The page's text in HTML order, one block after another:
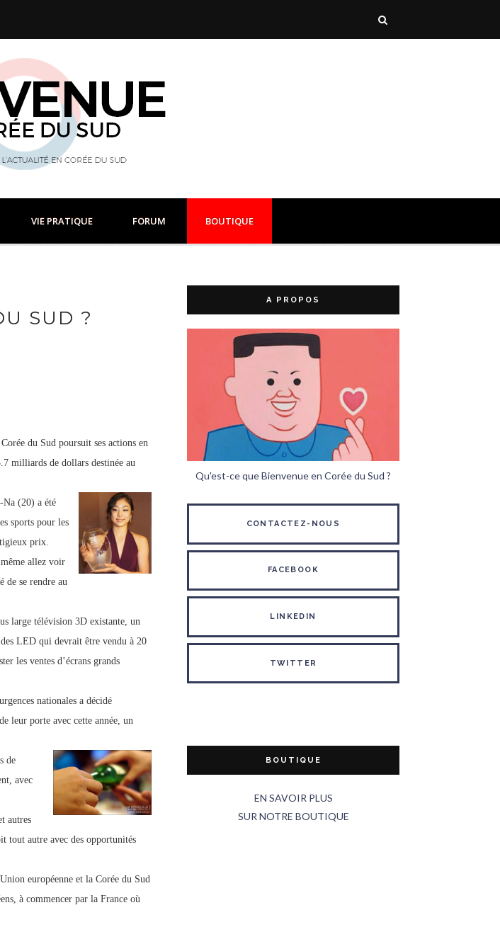
VIE PRATIQUE FORUM BOUTIQUE
SUD ?
du Sud poursuit ses actions en
milliards de dollars destinée au
Na (20) a été
sports pour les
prix.
allez voir
de se rendre au
large télévision 3D existante, un
LED qui devrait être vendu à 20
les ventes d’écrans grands
nationales a décidé
leur porte avec cette année, un
de
avec
autres
tout autre avec des opportunités
européenne et la Corée du Sud
à commencer par la France où
A PROPOS
Qu'est-ce que Bienvenue en Corée du Sud ?
CONTACTEZ-NOUS
FACEBOOK
LINKEDIN
TWITTER
BOUTIQUE
EN SAVOIR PLUS
SUR NOTRE BOUTIQUE